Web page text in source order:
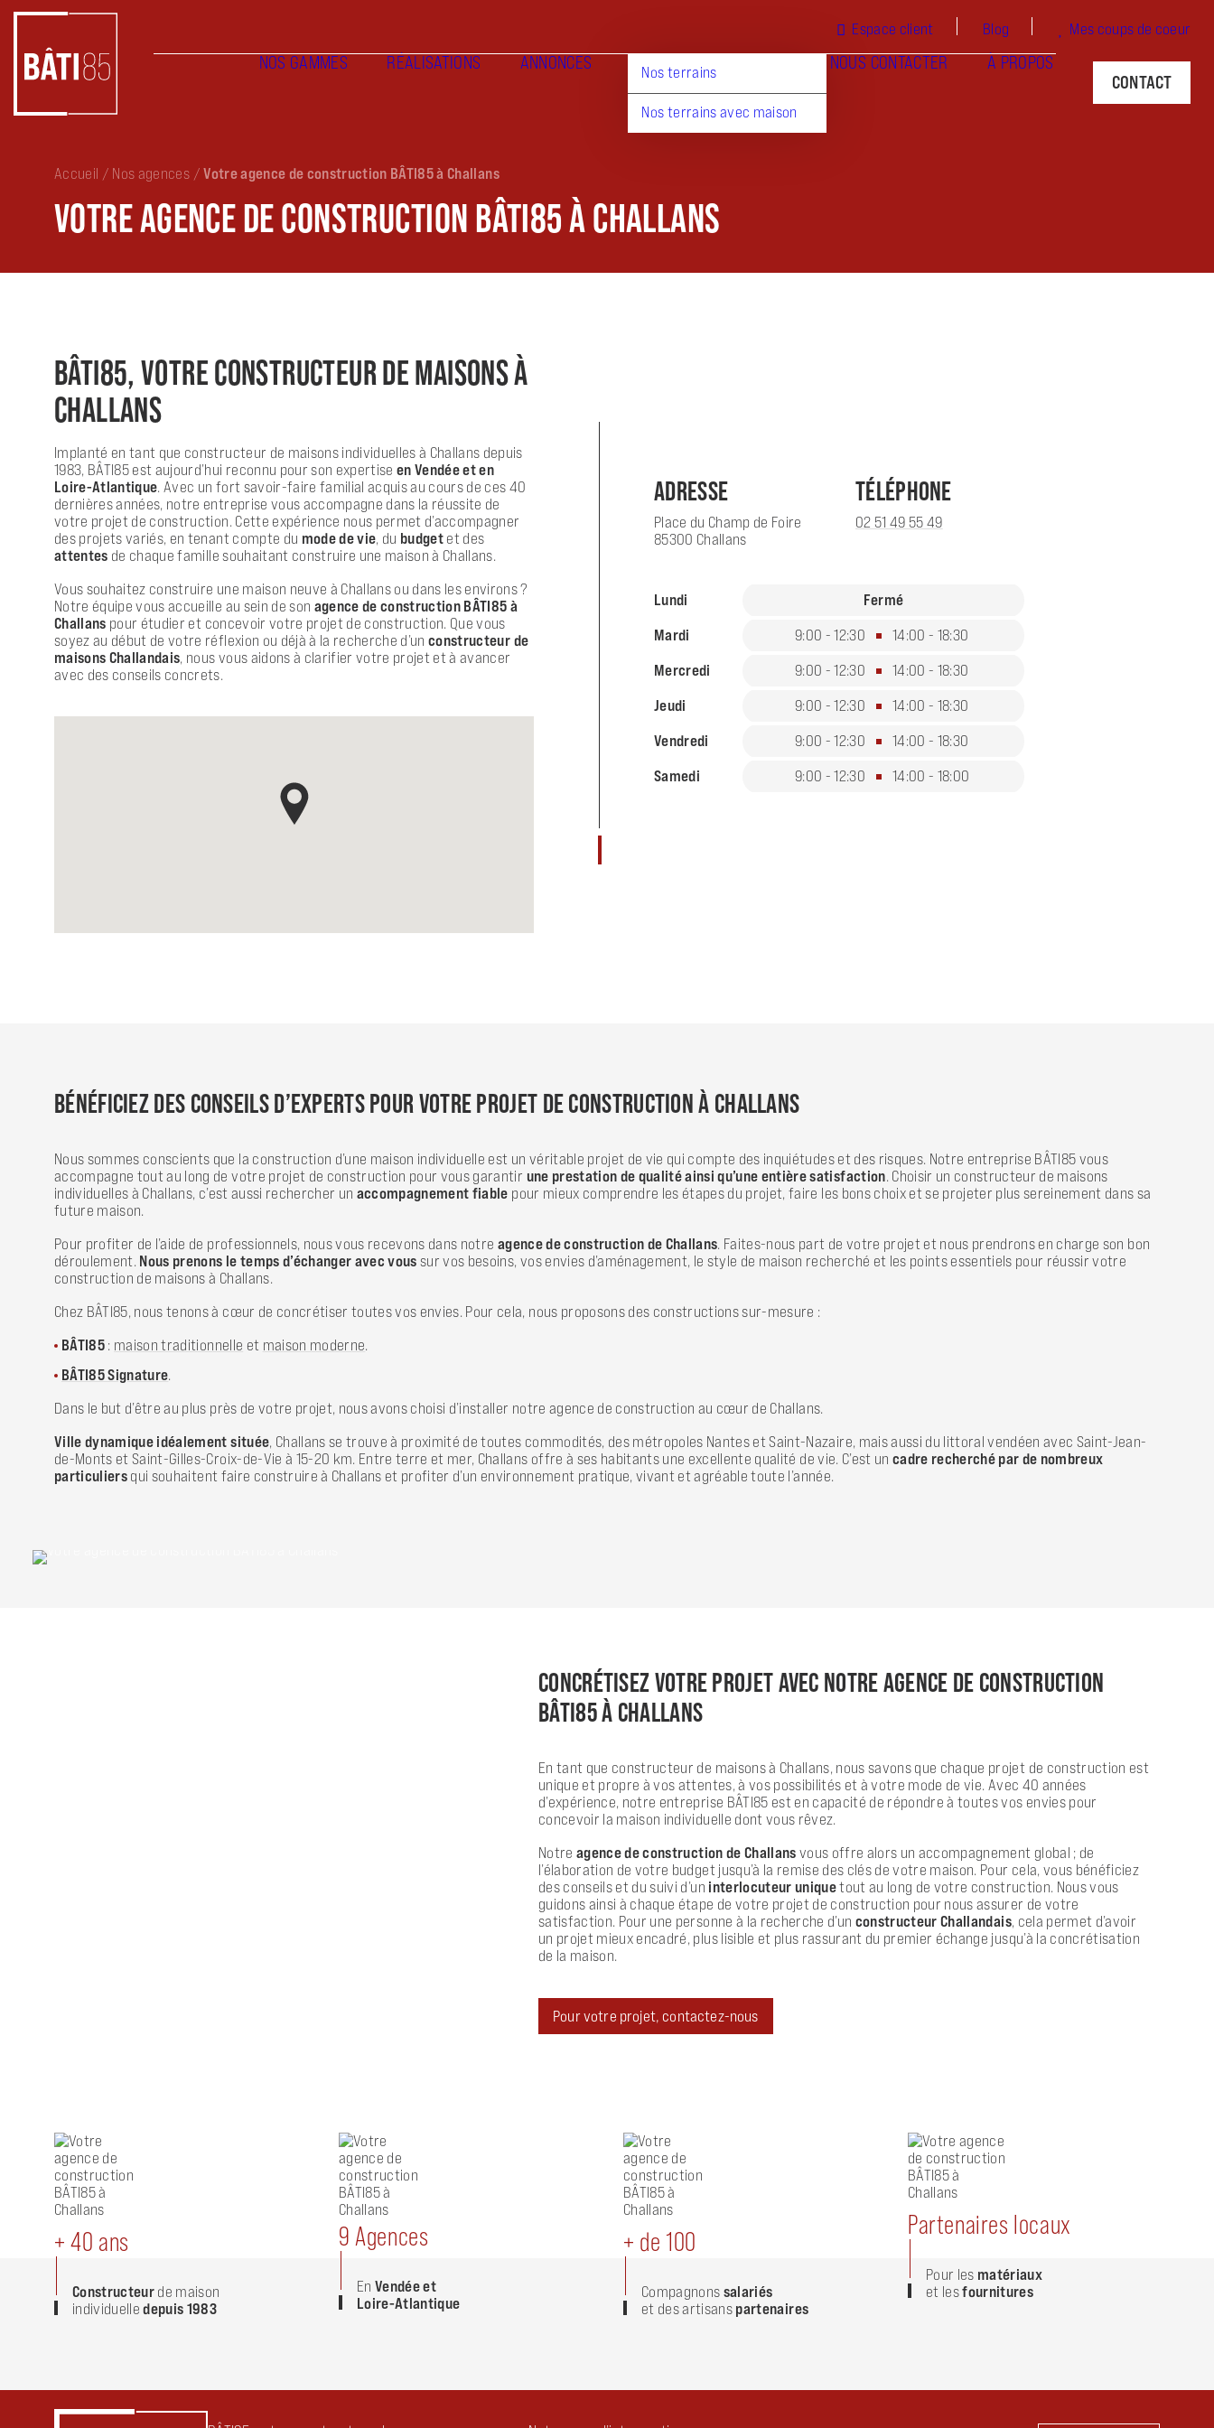
Espace client Blog Mes coups de coeur
NOS GAMMES RÉALISATIONS ANNONCES Nos terrains
Nos terrains avec maison
NOUS CONTACTER
À PROPOS
CONTACT
Accueil / Nos agences /Votre agence de construction BÂTI85 à Challans
VOTRE AGENCE DE CONSTRUCTION BÂTI85 À CHALLANS
BÂTI85, VOTRE CONSTRUCTEUR DE MAISONS À
CHALLANS
Implanté en tant que constructeur de maisons individuelles à Challans depuis
1983, BÂTI85 est aujourd’hui reconnu pour son expertiseen Vendée et en
Loire-Atlantique. Avec un fort savoir-faire familial acquis au cours de ces 40
dernières années, notre entreprise vous accompagne dans la réussite de
votre projet de construction. Cette expérience nous permet d’accompagner
des projets variés, en tenant compte du mode de vie, du budget et des
attentes de chaque famille souhaitant construire une maison à Challans.
Vous souhaitez construire une maison neuve à Challans ou dans les environs ?
Notre équipe vous accueille au sein de son agence de construction BÂTI85 à
Challans pour étudier et concevoir votre projet de construction. Que vous
soyez au début de votre réflexion ou déjà à la recherche d’unconstructeur de
maisons Challandais, nous vous aidons à clarifier votre projet et à avancer
avec des conseils concrets.
ADRESSE
Place du Champ de Foire
85300 Challans
TÉLÉPHONE
02 51 49 55 49
Lundi
Fermé
Mardi
9:00 - 12:30
14:00 - 18:30
Mercredi
9:00 - 12:30
14:00 - 18:30
Jeudi
9:00 - 12:30
14:00 - 18:30
Vendredi
9:00 - 12:30
14:00 - 18:30
Samedi
9:00 - 12:30 14:00 - 18:00
BÉNÉFICIEZ DES CONSEILS D’EXPERTS POUR VOTRE PROJET DE CONSTRUCTION À CHALLANS
Nous sommes conscients que la construction d’une maison individuelle est un véritable projet de vie qui compte des inquiétudes et des risques. Notre entreprise BÂTI85 vous
accompagne tout au long de votre projet de construction pour vous garantir une prestation de qualité ainsi qu’une entière satisfaction. Choisir un constructeur de maisons
individuelles à Challans, c’est aussi rechercher un accompagnement fiable pour mieux comprendre les étapes du projet, faire les bons choix et se projeter plus sereinement dans sa
future maison.
Pour profiter de l’aide de professionnels, nous vous recevons dans notre agence de construction de Challans. Faites-nous part de votre projet et nous prendrons en charge son bon
déroulement. Nous prenons le temps d’échanger avec vous sur vos besoins, vos envies d’aménagement, le style de maison recherché et les points essentiels pour réussir votre
construction de maisons à Challans.
Chez BÂTI85, nous tenons à cœur de concrétiser toutes vos envies. Pour cela, nous proposons des constructions sur-mesure :
BÂTI85 : maison traditionnelle et maison moderne.
BÂTI85 Signature.
Dans le but d’être au plus près de votre projet, nous avons choisi d’installer notre agence de construction au cœur de Challans.
Ville dynamique idéalement située, Challans se trouve à proximité de toutes commodités, des métropoles Nantes et Saint-Nazaire, mais aussi du littoral vendéen avec Saint-Jean-
de-Monts et Saint-Gilles-Croix-de-Vie à 15-20 km. Entre terre et mer, Challans offre à ses habitants une excellente qualité de vie. C’est un cadre recherché par de nombreux
particuliers qui souhaitent faire construire à Challans et profiter d’un environnement pratique, vivant et agréable toute l’année.
CONCRÉTISEZ VOTRE PROJET AVEC NOTRE AGENCE DE CONSTRUCTION
BÂTI85 À CHALLANS
En tant que constructeur de maisons à Challans, nous savons que chaque projet de construction est
unique et propre à vos attentes, à vos possibilités et à votre mode de vie. Avec 40 années
d’expérience, notre entreprise BÂTI85 est en capacité de répondre à toutes vos envies pour
concevoir la maison individuelle dont vous rêvez.
Notreagence de construction de Challans vous offre alors un accompagnement global ; de
l’élaboration de votre budget jusqu’à la remise des clés de votre maison. Pour cela, vous bénéficiez
des conseils et du suivi d’un interlocuteur uniquetout au long de votre construction. Nous vous
guidons ainsi à chaque étape de votre projet de construction pour nous assurer de votre
satisfaction. Pour une personne à la recherche d’un constructeur Challandais, cela permet d’avoir
un projet mieux encadré, plus lisible et plus rassurant du premier échange jusqu’à la concrétisation
de la maison.
Pour votre projet, contactez-nous
+ 40 ans
Constructeur de maison
individuelledepuis 1983
9 Agences
EnVendée et
Loire-Atlantique
+ de 100
Compagnons salariés
et des artisans partenaires
Partenaires locaux
Pour les matériaux
et lesfournitures